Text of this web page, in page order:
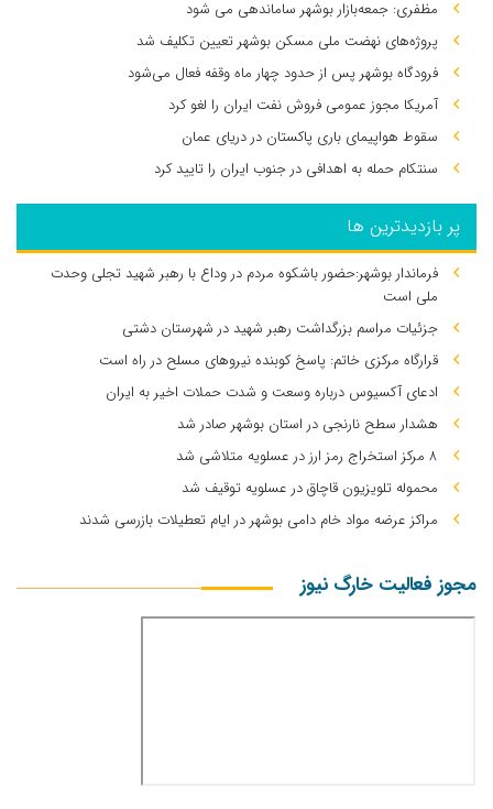
مظفری: جمعه‌بازار بوشهر ساماندهی می‌ شود
پروژه‌های نهضت ملی مسکن بوشهر تعیین تکلیف شد
فرودگاه بوشهر پس از حدود چهار ماه وقفه فعال می‌شود
آمریکا مجوز عمومی فروش نفت ایران را لغو کرد
سقوط هواپیمای باری پاکستان در دریای عمان
سنتکام حمله به اهدافی در جنوب ایران را تایید کرد
پر بازدیدترین ها
فرماندار بوشهر:حضور باشکوه مردم در وداع با رهبر شهید تجلی وحدت
ملی است
جزئیات مراسم بزرگداشت رهبر شهید در شهرستان دشتی
قرارگاه مرکزی خاتم: پاسخ کوبنده نیروهای مسلح در راه است
ادعای آکسیوس درباره وسعت و شدت حملات اخیر به ایران
هشدار سطح نارنجی در استان بوشهر صادر شد
۸ مرکز استخراج رمز ارز در عسلویه متلاشی شد
محموله تلویزیون قاچاق در عسلویه توقیف شد
مراکز عرضه مواد خام دامی بوشهر در ایام تعطیلات بازرسی شدند
مجوز فعالیت خارگ نیوز